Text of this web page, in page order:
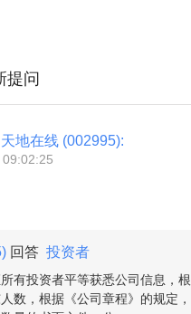
提问
天地在线 (002995):
回答 投资者
有投资者平等获悉公司信息，
数，根据《公司章程》的规定